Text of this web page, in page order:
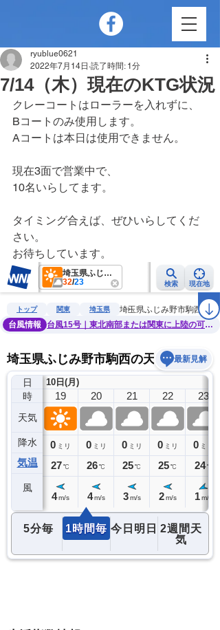
7/14（木）現在のKTG状況
ryublue0621
2022年7月14日 読了時間: 1分
クレーコートはローラーを入れずに、
Bコートのみ使用します。
Aコートは本日は使用できません。
現在3面で営業中で、
10名いらしてます。
タイミング合えば、ぜひいらしてくだ
さい。
お待ちしています。